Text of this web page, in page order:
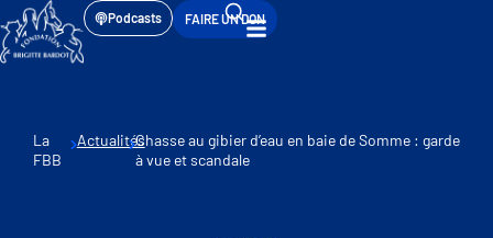
Podcasts FAIRE UN DON
La
FBB
ActualitésChasse au gibier d’eau en baie de Somme : garde
à vue et scandale